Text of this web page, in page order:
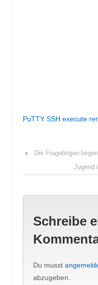
PuTTY SSH execute
‹
Die Fragebögen
Jugend
Schreibe
Du musst
abzugeben.